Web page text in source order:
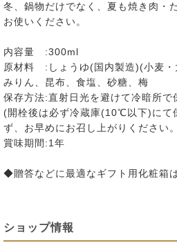
冬、鍋物だけでなく、夏も焼き肉・
お使いください。
内容量 :300ml
原材料 :しょうゆ(国内製造)(小麦・
みりん、昆布、食塩、砂糖、梅
保存方法:直射日光を避けて冷暗所で
(開栓後は必ず冷蔵庫(10℃以下)にて
ず、お早めにお召し上がりください
賞味期間:1年
◆贈答などに最適なギフト用化粧箱
ショップ情報